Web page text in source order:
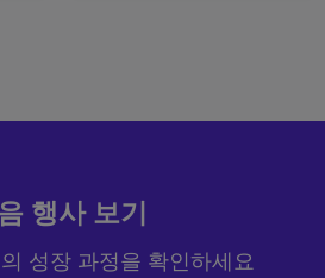
행사 보기
성장 과정을 확인하세요